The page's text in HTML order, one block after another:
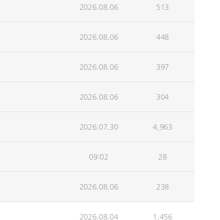
2026.08.06 513
2026.08.06 448
2026.08.06 397
2026.08.06 304
2026.07.30 4,963
09:02 28
2026.08.06 238
2026.08.04 1,456